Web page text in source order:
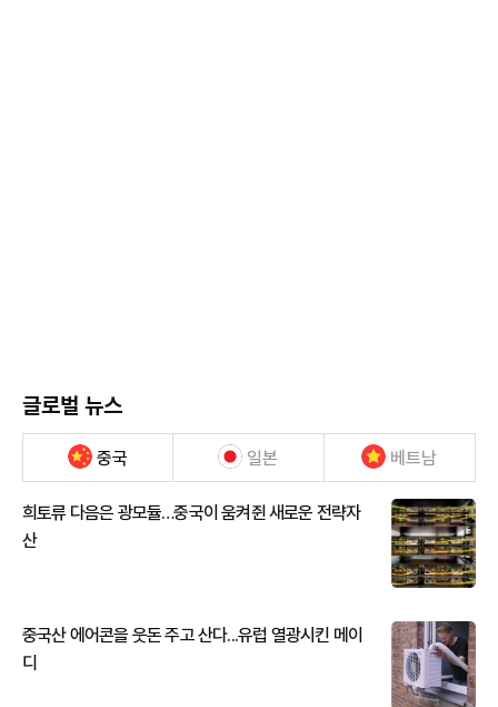
글로벌 뉴스
중국 일본 베트남
희토류 다음은 광모듈…중국이 움켜쥔 새로운 전략자
산
중국산 에어콘을 웃돈 주고 산다...유럽 열광시킨 메이
디